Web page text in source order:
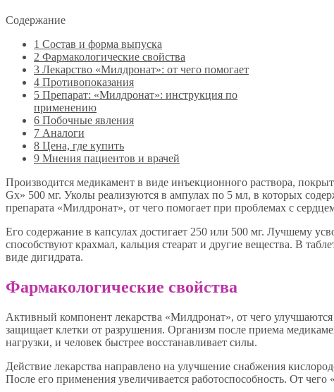
Содержание
1 Состав и форма выпуска
2 Фармакологические свойства
3 Лекарство «Милдронат»: от чего помогает
4 Противопоказания
5 Препарат: «Милдронат»: инструкция по
применению
6 Побочные явления
7 Аналоги
8 Цена, где купить
9 Мнения пациентов и врачей
Производится медикамент в виде инъекционного раствора,
Gх» 500 мг. Уколы реализуются в ампулах по 5 мл, в которых
препарата «Милдронат», от чего помогает при проблемах с
Его содержание в капсулах достигает 250 или 500 мг. Лучшему
способствуют крахмал, кальция стеарат и другие вещества. В
виде дигидрата.
Фармакологические свойства
Активный компонент лекарства «Милдронат», от чего
защищает клетки от разрушения. Организм после приема
нагрузки, и человек быстрее восстанавливает силы.
Действие лекарства направлено на улучшение снабжения
После его применения увеличивается работоспособность. От